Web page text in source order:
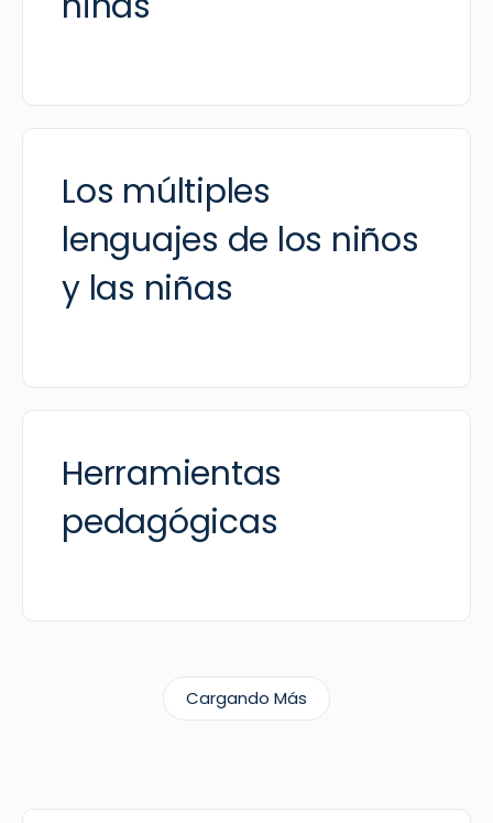
Los múltiples
lenguajes de los niños
y las niñas
Herramientas
pedagógicas
Cargando Más